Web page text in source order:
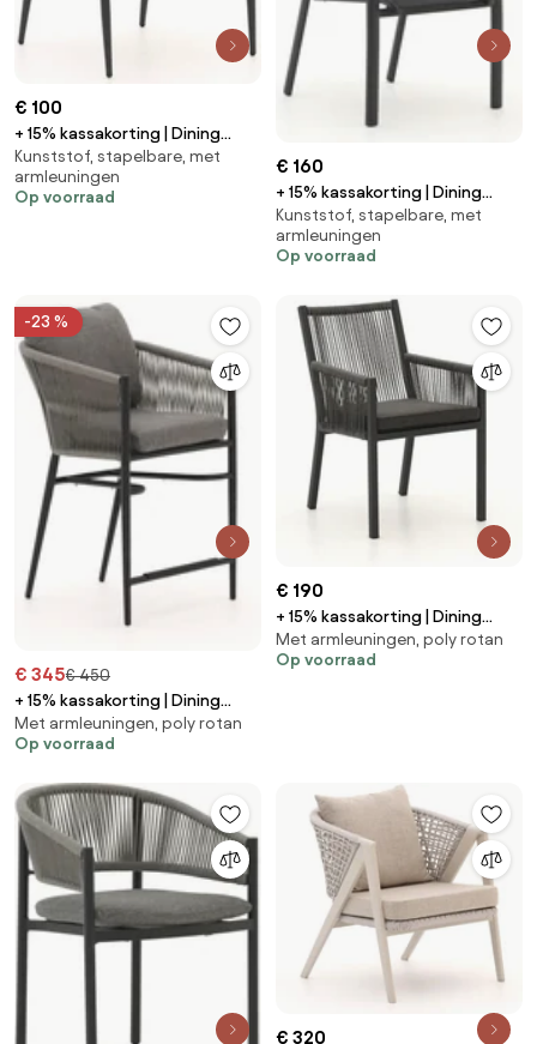
€ 100
+ 15% kassakorting | Dining
tuinstoel | Manifesto Cavone |
Rope (touw) | Grijs | Stapelbaar
| Kees Smit Tuinmeubelen
Kunststof, stapelbare, met
armleuningen
Op voorraad
€ 160
+ 15% kassakorting | Dining
tuinstoel | Bellagio Avio |
Textileen | Grijs | Stapelbaar |
Kees Smit Tuinmeubelen
Kunststof, stapelbare, met
armleuningen
Op voorraad
-23 %
€ 345€ 450
+ 15% kassakorting | Dining
tuinstoel | Bellagio Mineo | Rope
(touw) | Grijs/Zwart | Kees Smit
Met armleuningen, poly rotan
Op voorraad
€ 190
+ 15% kassakorting | Dining
tuinstoel | Manifesto Rivola |
Rope (touw) | Grijs | Kees Smit
Met armleuningen, poly rotan
Op voorraad
€ 320